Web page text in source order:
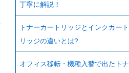
丁寧に解説！
トナーカートリッジとインクカート
リッジの違いとは?
オフィス移転・機種入替で出たトナ